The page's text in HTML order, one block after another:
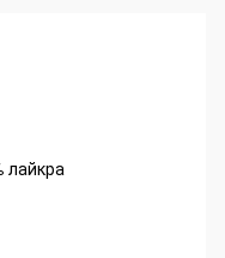
лайкра